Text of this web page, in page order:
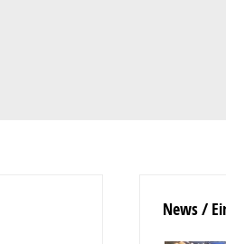
News /